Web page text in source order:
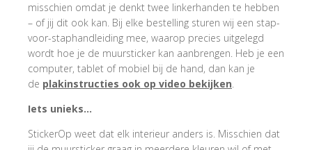
misschien omdat je denkt twee linkerhanden te hebben
– of jij dit ook kan. Bij elke bestelling sturen wij een stap-
voor-staphandleiding mee, waarop precies uitgelegd
wordt hoe je de muursticker kan aanbrengen. Heb je een
computer, tablet of mobiel bij de hand, dan kan je
de plakinstructies ook op video bekijken.
Iets unieks…
StickerOp weet dat elk interieur anders is. Misschien dat